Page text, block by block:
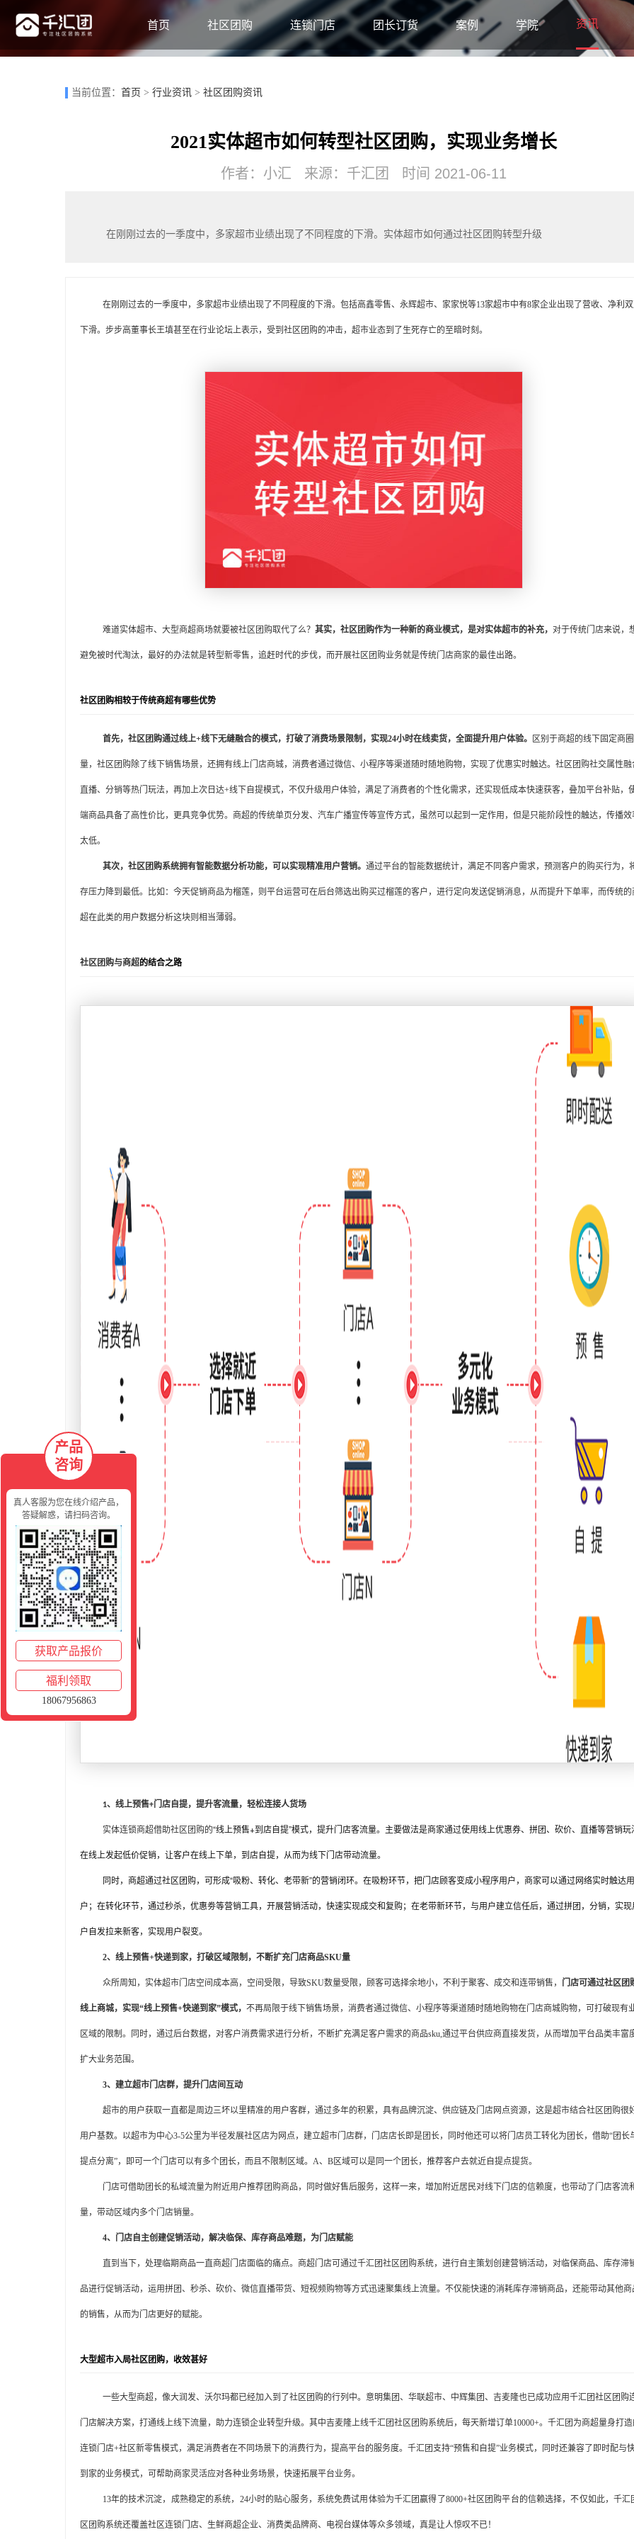
首页 社区团购 连锁门店 团长订货 案例 学院 资讯
产品
咨询
真人客服为您在线介绍产品，
答疑解惑，请扫码咨询。
获取产品报价
福利领取
18067956863
当前位置： 首页 > 行业资讯> 社区团购资讯
2021实体超市如何转型社区团购，实现业务增长
作者：小汇 来源：千汇团 时间 2021-06-11
在刚刚过去的一季度中，多家超市业绩出现了不同程度的下滑。实体超市如何通过社区团购转型升级
在刚刚过去的一季度中，多家超市业绩出现了不同程度的下滑。包括高鑫零售、永辉超市、家家悦等13家超市中有8家企业出现了营收、净利
下滑。步步高董事长王填甚至在行业论坛上表示，受到社区团购的冲击，超市业态到了生死存亡的至暗时刻。
难道实体超市、大型商超商场就要被社区团购取代了么？ 其实，社区团购作为一种新的商业模式，是对实体超市的补充， 对于传统门店来说，
避免被时代淘汰，最好的办法就是转型新零售，追赶时代的步伐，而开展社区团购业务就是传统门店商家的最佳出路。
社区团购相较于传统商超有哪些优势
首先， 社区团购通过线上+线下无缝融合的模式，打破了消费场景限制，实现24小时在线卖货，全面提升用户体验。 区别于商超的线下固定商
量，社区团购除了线下销售场景，还拥有线上门店商城，消费者通过微信、小程序等渠道随时随地购物，实现了优惠实时触达。社区团购社交属性融
直播、分销等热门玩法，再加上次日达+线下自提模式，不仅升级用户体验，满足了消费者的个性化需求，还实现低成本快速获客，叠加平台补贴，
端商品具备了高性价比，更具竞争优势。商超的传统单页分发、汽车广播宣传等宣传方式，虽然可以起到一定作用，但是只能阶段性的触达，传播效
太低。
其次， 社区团购系统拥有智能数据分析功能，可以实现精准用户营销。 通过平台的智能数据统计，满足不同客户需求，预测客户的购买行为，
存压力降到最低。比如：今天促销商品为榴莲，则平台运营可在后台筛选出购买过榴莲的客户，进行定向发送促销消息，从而提升下单率，而传统的
超在此类的用户数据分析这块则相当薄弱。
社区团购与商超的结合之路
1、线上预售+门店自提，提升客流量，轻松连接人货场
实体连锁商超借助社区团购的“线上预售+到店自提”模式，提升门店客流量。主要做法是商家通过使用线上优惠券、拼团、砍价、直播等营销玩
在线上发起低价促销， 让客户在线上下单， 到店自提， 从而为线下门店带动流量。
同时，商超通过社区团购，可形成“吸粉、转化、老带新”的营销闭环。 在吸粉环节，把门店顾客变成小程序用户，商家可以通过网络实时触达用
户；在转化环节，通过秒杀，优惠劵等营销工具，开展营销活动，快速实现成交和复购；在老带新环节，与用户建立信任后，通过拼团，分销，实现
户自发拉来新客，实现用户裂变。
2、 线上预售+快递到家， 打破区域限制 ， 不断扩充门店商品SKU量
众所周知，实体超市门店空间成本高，空间受限，导致SKU数量受限，顾客可选择余地小，不利于聚客、成交和连带销售， 门店可通过社区团
线上商城，实现“线上预售+快递到家”模式， 不再局限于线下销售场景，消费者通过微信、小程序等渠道随时随地购物在门店商城购物，可打破现有
区域的限制。同时，通过后台数据，对客户消费需求进行分析，不断扩充满足客户需求的商品sku,通过平台供应商直接发货，从而增加平台品类丰富度
扩大业务范围。
3、 建立超市门店群， 提升门店间互动
超市的用户获取一直都是周边三坏以里精准的用户客群，通过多年的积累，具有品牌沉淀、供应链及门店网点资源，这是超市结合社区团购很
用户基数。以超市为中心3-5公里为半径发展社区店为网点，建立超市门店群，门店店长即是团长，同时他还可以将门店员工转化为团长，借助“团长
提点分离”，即可一个门店可以有多个团长，而且不限制区域。 A、B区域可以是同一个团长，推荐客户去就近自提点提货。
门店可借助团长的私域流量为附近用户推荐团购商品，同时做好售后服务，这样一来，增加附近居民对线下门店的信赖度，也带动了门店客流
量，带动区域内多个门店销量。
4、门店自主创建促销活动， 解决临保、库存商品难题，为门店赋能
直到当下，处理临期商品一直商超门店面临的痛点。商超门店可通过千汇团社区团购系统，进行自主策划创建营销活动，对临保商品、库存滞
品进行促销活动，运用拼团、秒杀、砍价、微信直播带货、短视频购物等方式迅速聚集线上流量。不仅能快速的消耗库存滞销商品，还能带动其他商
的销售，从而为门店更好的赋能。
大型超市入局社区团购，收效甚好
一些大型商超，像大润发、沃尔玛都已经加入到了社区团购的行列中。意明集团、华联超市、中辉集团、吉麦隆也已成功应用千汇团社区团购
门店解决方案，打通线上线下流量，助力连锁企业转型升级。其中吉麦隆上线千汇团社区团购系统后，每天新增订单10000+。千汇团为商超量身打造
连锁门店+社区新零售模式，满足消费者在不同场景下的消费行为，提高平台的服务度。千汇团支持“预售和自提”业务模式，同时还兼容了即时配与
到家的业务模式，可帮助商家灵活应对各种业务场景，快速拓展平台业务。
13年的技术沉淀，成熟稳定的系统，24小时的贴心服务，系统免费试用体验为千汇团赢得了8000+社区团购平台的信赖选择，不仅如此，千汇
区团购系统还覆盖社区连锁门店、生鲜商超企业、消费类品牌商、电视台媒体等众多领域，真是让人惊叹不已！